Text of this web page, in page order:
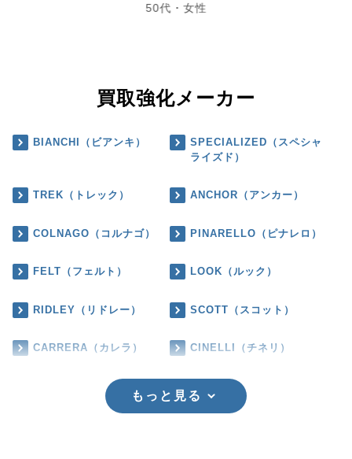
50代・女性
買取強化メーカー
BIANCHI（ビアンキ）
SPECIALIZED（スペシャ
ライズド）
TREK（トレック） ANCHOR（アンカー）
COLNAGO（コルナゴ） PINARELLO（ピナレロ）
FELT（フェルト） LOOK（ルック）
RIDLEY（リドレー） SCOTT（スコット）
CARRERA（カレラ） CINELLI（チネリ）
もっと見る